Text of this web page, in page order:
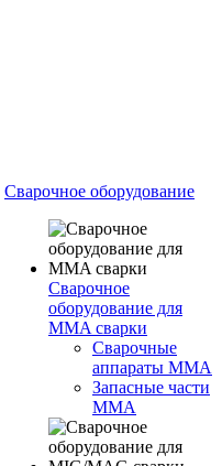
Сварочное оборудование
Сварочное
оборудование для
MMA сварки
Сварочные
аппараты MMA
Запасные части
MMA